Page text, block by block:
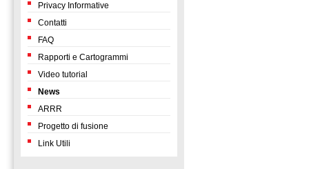
Privacy Informative
Contatti
FAQ
Rapporti e Cartogrammi
Video tutorial
News
ARRR
Progetto di fusione
Link Utili